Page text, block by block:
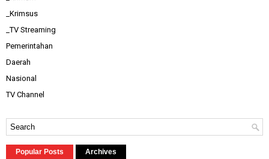
_Krimsus
_TV Streaming
Pemerintahan
Daerah
Nasional
TV Channel
Popular Posts Archives